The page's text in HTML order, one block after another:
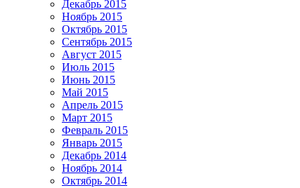
Декабрь 2015
Ноябрь 2015
Октябрь 2015
Сентябрь 2015
Август 2015
Июль 2015
Июнь 2015
Май 2015
Апрель 2015
Март 2015
Февраль 2015
Январь 2015
Декабрь 2014
Ноябрь 2014
Октябрь 2014